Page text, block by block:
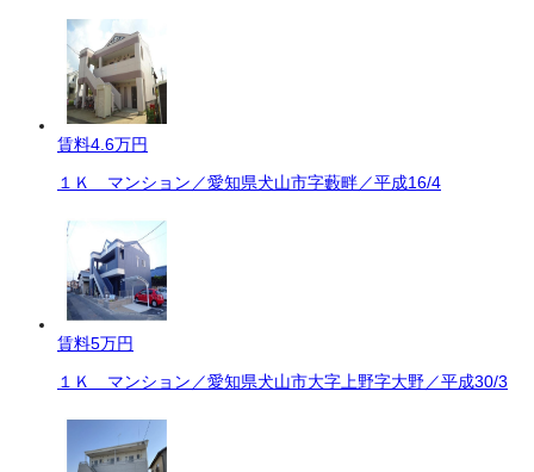
賃料4.6万円
１Ｋ マンション／愛知県犬山市字藪畔／平成16/4
賃料5万円
１Ｋ マンション／愛知県犬山市大字上野字大野／平成30/3